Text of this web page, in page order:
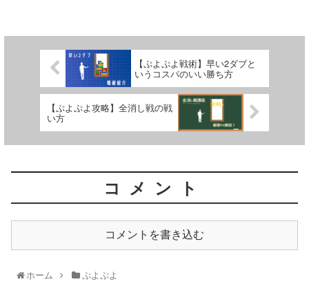
【ぷよぷよ戦術】早い2ダブと
いうコスパのいい勝ち方
【ぷよぷよ攻略】全消し戦の戦
い方
コメント
コメントを書き込む
ホーム ぷよぷよ